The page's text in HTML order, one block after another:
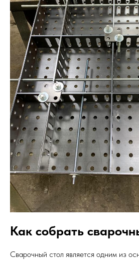
Как собрать
Сварочный стол является одним из